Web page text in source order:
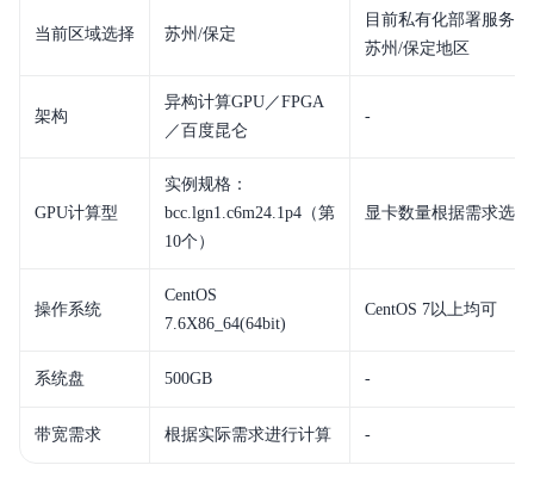
当前区域选择 苏州/保定
目前私有化部署服务
苏州/保定地区
架构
异构计算GPU／FPGA
／百度昆仑
-
GPU计算型
实例规格：
bcc.lgn1.c6m24.1p4（第
10个）
显卡数量根据需求选
操作系统
CentOS
7.6X86_64(64bit)
CentOS 7以上均可
系统盘 500GB -
带宽需求 根据实际需求进行计算 -